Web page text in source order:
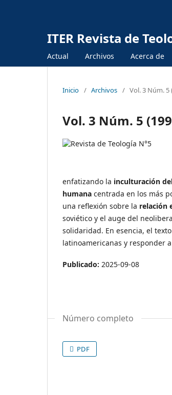
ITER Revista de
Actual Archivos Acerca de
Inicio / Archivos / Vol. 3 Núm.
Vol. 3 Núm. 5
enfatizando la inculturación
humana centrada en los más
una reflexión sobre la relación
soviético y el auge del
solidaridad. En esencia, el
latinoamericanas y responder
Publicado: 2025-09-08
Número completo
PDF